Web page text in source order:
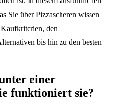
Sie über Pizzascheren wissen
den
bis hin zu den besten
einer
funktioniert sie?